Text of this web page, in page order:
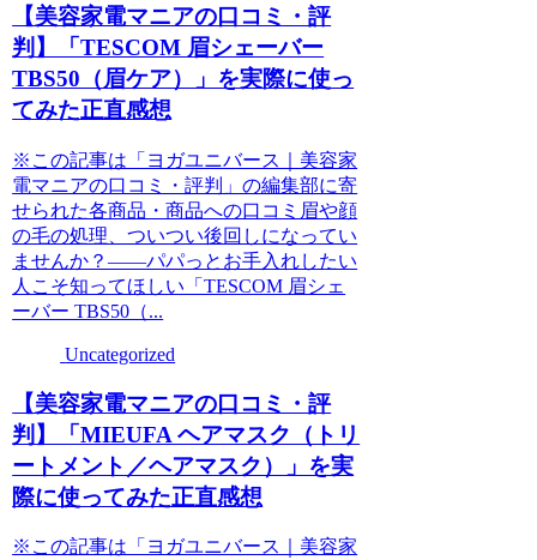
【美容家電マニアの口コミ・評
判】「TESCOM 眉シェーバー
TBS50（眉ケア）」を実際に使っ
てみた正直感想
※この記事は「ヨガユニバース｜美容家
電マニアの口コミ・評判」の編集部に寄
せられた各商品・商品への口コミ眉や顔
の毛の処理、ついつい後回しになってい
ませんか？――パパっとお手入れしたい
人こそ知ってほしい「TESCOM 眉シェ
ーバー TBS50（...
Uncategorized
【美容家電マニアの口コミ・評
判】「MIEUFA ヘアマスク（トリ
ートメント／ヘアマスク）」を実
際に使ってみた正直感想
※この記事は「ヨガユニバース｜美容家